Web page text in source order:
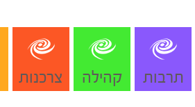
תרבות קהילה צרכנות